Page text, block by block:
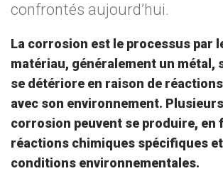
confrontés aujourd’hui.
La corrosion est le processus par
matériau, généralement un métal,
se détériore en raison de
avec son environnement.
corrosion peuvent se produire, en
réactions chimiques spécifiques
conditions environnementales.